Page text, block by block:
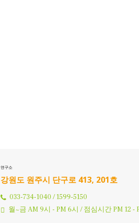
연구소
강원도 원주시 단구로 413, 201호
033-734-1040 / 1599-5150
월~금 AM 9시 - PM 6시 / 점심시간 PM 12 -